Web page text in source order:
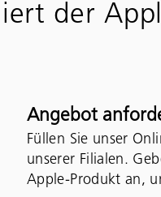
der
Angebot
Füllen Sie unser
unserer Filialen.
Apple-Produkt an,